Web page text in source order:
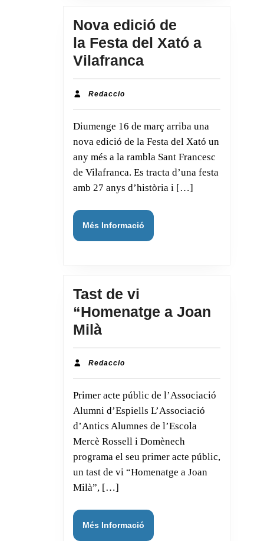
Nova edició de
la Festa del Xató a
VilafrancaNova
edició
la Festa
del
Xató
a
Vilafranca
Redaccio
Diumenge 16 de març arriba una
nova edició de la Festa del Xató un
any més a la rambla Sant Francesc
de Vilafranca. Es tracta d’una festa
amb 27 anys d’història i […]
Més Informació
Informació
Tast de vi
“Homenatge a Joan
MilàTast
de
vi
“Homenatge
a
Joan
Milà
Redaccio
Primer acte públic de l’Associació
Alumni d’Espiells L’Associació
d’Antics Alumnes de l’Escola
Mercè Rossell i Domènech
programa el seu primer acte públic,
un tast de vi “Homenatge a Joan
Milà”, […]
Més Informació
Informació